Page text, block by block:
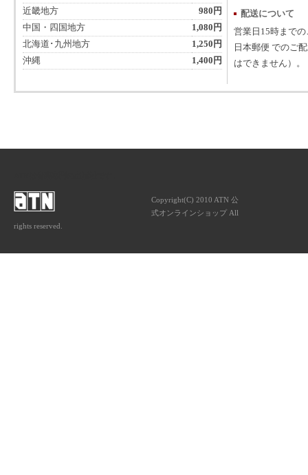
近畿地方
980円
中国・四国地方
1,080円
北海道･九州地方
1,250円
沖縄
1,400円
配送について
営業日15時まで
日本郵便 でのご
はできません）。
Copyright(C) 2010 ATN 公
式オンラインショップ All
rights reserved.